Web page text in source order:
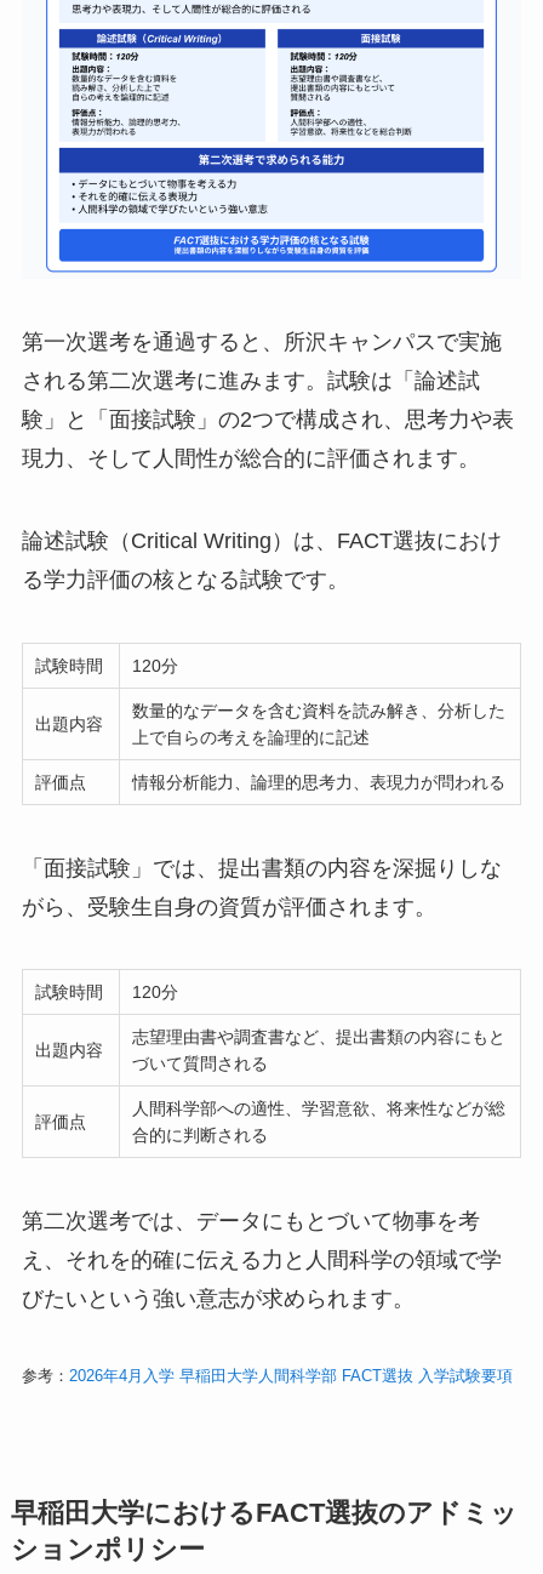
第一次選考を通過すると、所沢キャンパスで実施
される第二次選考に進みます。試験は「論述試
験」と「面接試験」の2つで構成され、思考力や表
現力、そして人間性が総合的に評価されます。
論述試験（Critical Writing）は、FACT選抜におけ
る学力評価の核となる試験です。
試験時間 120分
出題内容
数量的なデータを含む資料を読み解き、分析した
上で自らの考えを論理的に記述
評価点 情報分析能力、論理的思考力、表現力が問われる
「面接試験」では、提出書類の内容を深掘りしな
がら、受験生自身の資質が評価されます。
試験時間 120分
出題内容
志望理由書や調査書など、提出書類の内容にもと
づいて質問される
評価点
人間科学部への適性、学習意欲、将来性などが総
合的に判断される
第二次選考では、データにもとづいて物事を考
え、それを的確に伝える力と人間科学の領域で学
びたいという強い意志が求められます。
参考： 2026年4月入学 早稲田大学人間科学部 FACT選抜 入学試験要項
早稲田大学におけるFACT選抜のアドミッ
ションポリシー